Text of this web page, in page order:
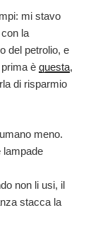
mi stavo
la
del petrolio, e
è questa,
di risparmio
meno.
lampade
non li usi, il
stacca la